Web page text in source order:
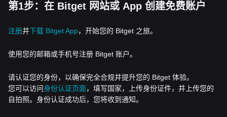
第1步：在 Bitget 网站或 App 创建免费账户
注册并下载 Bitget App，开始您的 Bitget 之旅。
使用您的邮箱或手机号注册 Bitget 账户。
请认证您的身份，以确保完全合规并提升您的 Bitget 体验。
您可以访问身份认证页面，填写国家，上传身份证件，并上传您的
自拍照。身份认证成功后，您将收到通知。